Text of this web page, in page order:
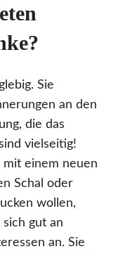
Sie
an den
die das
vielseitig!
mit einem neuen
Schal oder
wollen,
gut an
an. Sie